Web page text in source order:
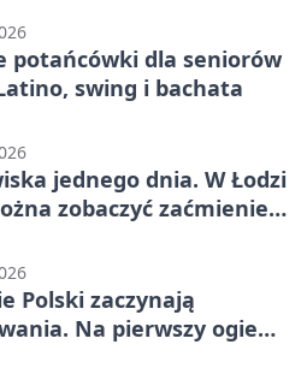
potańcówki dla seniorów
swing i bachata
jednego dnia. W Łodzi
zobaczyć zaćmienie i
Polski zaczynają
Na pierwszy ogień